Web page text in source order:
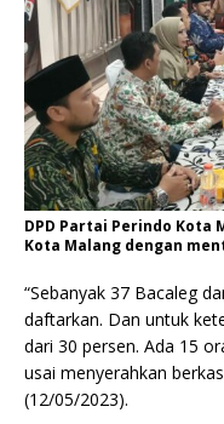
DPD Partai Perindo Kota
Kota Malang dengan
“Sebanyak 37 Bacaleg
daftarkan. Dan untuk
dari 30 persen. Ada 15
usai menyerahkan
(12/05/2023).